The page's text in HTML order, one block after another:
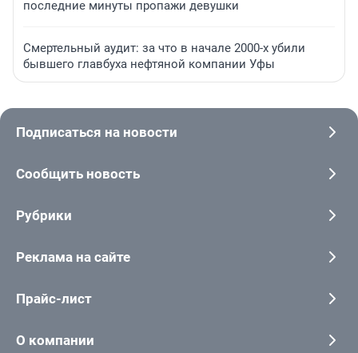
последние минуты пропажи девушки
Смертельный аудит: за что в начале 2000-х убили
бывшего главбуха нефтяной компании Уфы
Подписаться на новости
Сообщить новость
Рубрики
Реклама на сайте
Прайс-лист
О компании